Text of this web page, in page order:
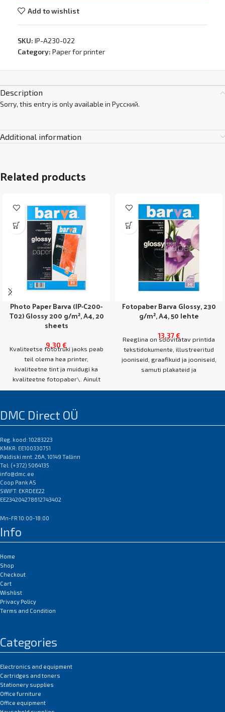
Add to wishlist
SKU: IP-A230-022
Category: Paper for printer
Description
Sorry, this entry is only available in Русский.
Additional information
Related products
Photo Paper Barva (IP-C200-
T02) Glossy 200 g/m², A4, 20
sheets
9,30 €
Kvaliteetse fototrüki jaoks peab
teil olema hea printer,
kvaliteetne tint ja muidugi ka
kvaliteetne fotopaber\. Ainult
kvaliteetne fotopaber suudab
täielikult edastada, et foto
püsiks pikka aega hele ja
Fotopaber Barva Läikiv 200 g /
m² A4 20l\. sobib printimiseks
kõigile tindiprinteritele\. Te ei
kahetse, kui kasutate seda
paberit paljude värvide ja
toonidega küllastunud piltide ja
mõõdukas läige ja kõrge
trükitud pildi kiire kuivamine;
ühilduvus pigmenteerunud ja
vees lahustuvate tintidega;
kasutamiseks mis tahes tindi ja
kassetiga tindiprinterites;
eraldusvõimega printimiseks\.
Trükkimiseks kasutatakse läikivat
paberit: fotod; ajakavad ja
esitlused; tekst mis tahes
Fotopaber Barva Glossy, 230
g/m², A4, 50 lehte
13,37€
Reeglina on soovitatav printida
tekstidokumente, illustreeritud
jooniseid, graafikuid ja jooniseid,
samuti plakateid ja
ja teravad jooned tõmbavad
DMC Direct OÜ
Reg. kood: 10283223
KMKR: EE100330751
Paldiski mnt. 26A, 10149 Tallinn
Tel: (+372) 5064135
info@dmc.ee
Coop Pank AS
SWIFT: EKRDEE22
EE234204278612743402
Mn-FR 10:00-18:00
Info
Home
Shop
Checkout
Cart
Wishlist
Privacy Policy
Terms and Condition
Categories
Electronics and equipment
Cartridges and toners
Stationery supplies
Office furniture
Office equipment